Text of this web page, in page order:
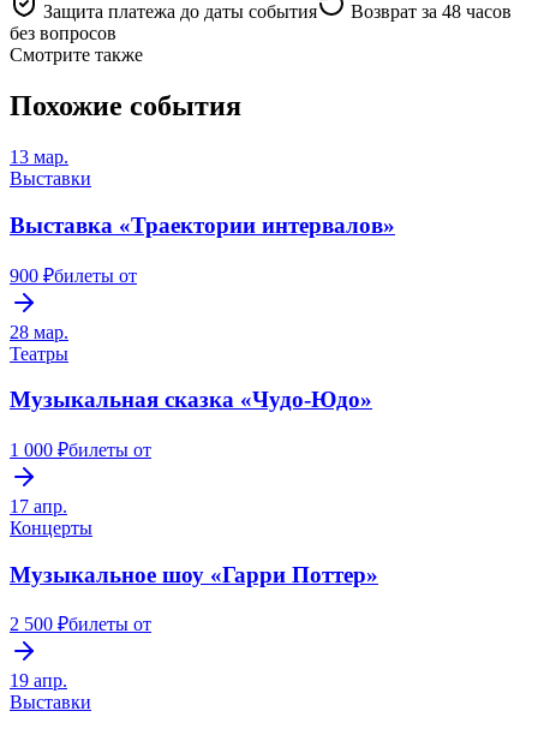
Защита платежа до даты события
Возврат за 48 часов
без вопросов
Смотрите также
Похожие события
13 мар.
Выставки
Выставка «Траектории интервалов»
900 ₽билеты от
28 мар.
Театры
Музыкальная сказка «Чудо-Юдо»
1 000 ₽билеты от
17 апр.
Концерты
Музыкальное шоу «Гарри Поттер»
2 500 ₽билеты от
19 апр.
Выставки